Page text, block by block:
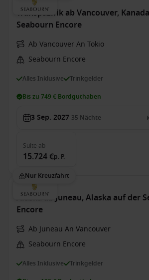
Transpazifik ab Vancouver,
Seabourn Encore
Ab Vancouver An Tokio
Seabourn Encore
Alles Inklusive Trinkgelder
Bis zu 749 € Bordguthaben
3 Sep. 2027 35 Nächte
Suite ab
15.724 €p. P.
Nur Kreuzfahrt
Alaska ab Juneau, Alaska auf der
Encore
Ab Juneau An Vancouver
Seabourn Encore
Alles Inklusive Trinkgelder